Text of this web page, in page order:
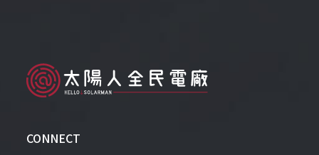
CONNECT